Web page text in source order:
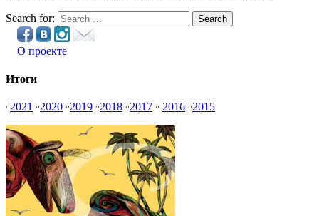
Search for: Search
О проекте
Итоги
▫2021 ▫2020 ▫2019 ▫2018 ▫2017 ▫ 2016 ▫2015